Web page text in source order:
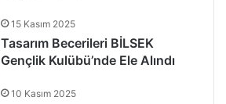
15 Kasım 2025
Tasarım Becerileri BİLSEK
Gençlik Kulübü’nde Ele Alındı
10 Kasım 2025